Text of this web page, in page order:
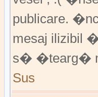
publicare.
mesaj ilizibil
s� �tearg�
Sus